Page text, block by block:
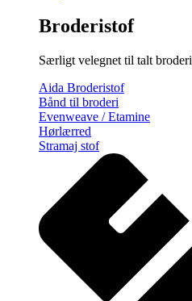
Broderistof
Særligt velegnet til talt broderi
Aida Broderistof
Bånd til broderi
Evenweave / Etamine
Hørlærred
Stramaj stof